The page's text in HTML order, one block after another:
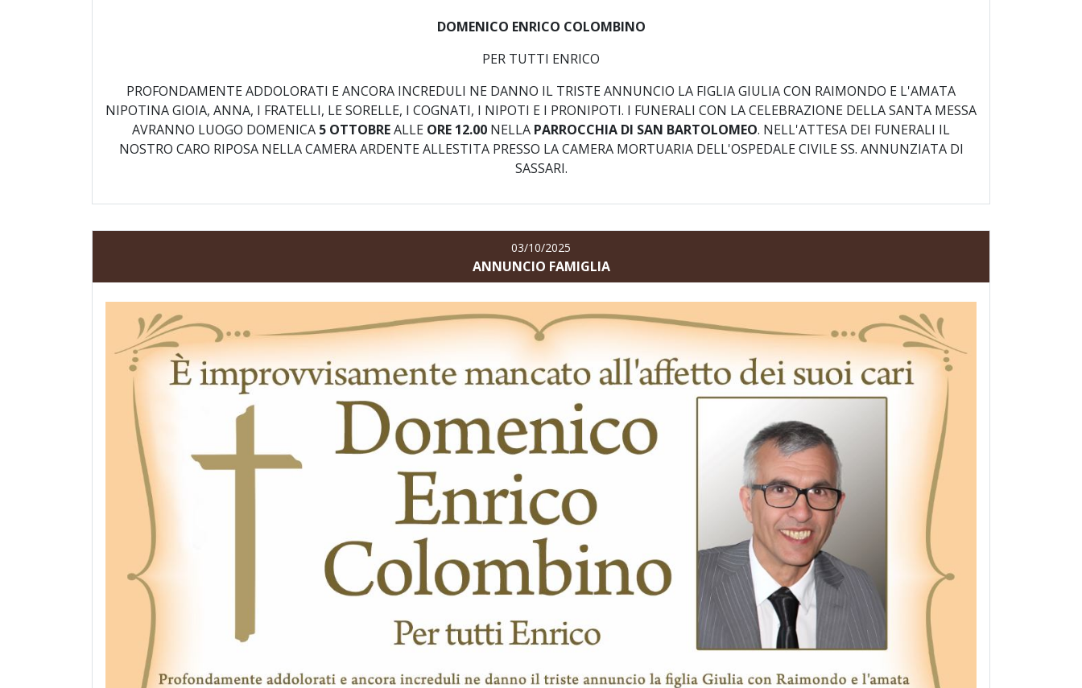
DOMENICO ENRICO COLOMBINO
PER TUTTI ENRICO
PROFONDAMENTE ADDOLORATI E ANCORA INCREDULI NE DANNO IL TRISTE ANNUNCIO LA FIGLIA GIULIA CON RAIMONDO E L'AMATA
NIPOTINA GIOIA, ANNA, I FRATELLI, LE SORELLE, I COGNATI, I NIPOTI E I PRONIPOTI. I FUNERALI CON LA CELEBRAZIONE DELLA SANTA MESSA
AVRANNO LUOGO DOMENICA 5 OTTOBREALLE ORE 12.00 NELLA PARROCCHIA DI SAN BARTOLOMEO. NELL'ATTESA DEI FUNERALI IL
NOSTRO CARO RIPOSA NELLA CAMERA ARDENTE ALLESTITA PRESSO LA CAMERA MORTUARIA DELL'OSPEDALE CIVILE SS. ANNUNZIATA DI
SASSARI.
03/10/2025
ANNUNCIO FAMIGLIA